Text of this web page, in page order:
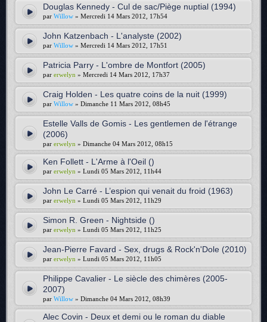
Douglas Kennedy - Cul de sac/Piège nuptial (1994)
par Willow » Mercredi 14 Mars 2012, 17h54
John Katzenbach - L'analyste (2002)
par Willow » Mercredi 14 Mars 2012, 17h51
Patricia Parry - L'ombre de Montfort (2005)
par erwelyn » Mercredi 14 Mars 2012, 17h37
Craig Holden - Les quatre coins de la nuit (1999)
par Willow » Dimanche 11 Mars 2012, 08h45
Estelle Valls de Gomis - Les gentlemen de l'étrange
(2006)
par erwelyn » Dimanche 04 Mars 2012, 08h15
Ken Follett - L'Arme à l'Oeil ()
par erwelyn » Lundi 05 Mars 2012, 11h44
John Le Carré - L’espion qui venait du froid (1963)
par erwelyn » Lundi 05 Mars 2012, 11h29
Simon R. Green - Nightside ()
par erwelyn » Lundi 05 Mars 2012, 11h25
Jean-Pierre Favard - Sex, drugs & Rock'n'Dole (2010)
par erwelyn » Lundi 05 Mars 2012, 11h05
Philippe Cavalier - Le siècle des chimères (2005-
2007)
par Willow » Dimanche 04 Mars 2012, 08h39
Alec Covin - Deux et demi ou le roman du diable